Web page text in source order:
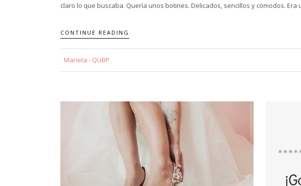
claro lo que buscaba. Quería unos botines. Delicados, sencillos y cómodos. Era
CONTINUE READING
Marieta - QUBP